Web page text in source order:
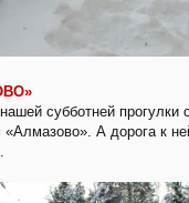
субботней прогулки
А дорога к